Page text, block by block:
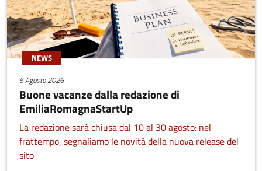
NEWS
5 Agosto 2026
Buone vacanze dalla redazione di
EmiliaRomagnaStartUp
La redazione sarà chiusa dal 10 al 30 agosto: nel
frattempo, segnaliamo le novità della nuova release del
sito